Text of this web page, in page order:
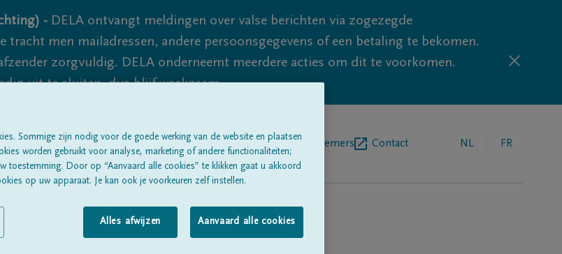
- DELA ontvangt meldingen over valse berichten via zogezegde
men mailadressen, andere persoonsgegevens of een betaling te bekomen.
zorgvuldig. DELA onderneemt meerdere acties om dit te voorkomen.
uit te sluiten, dus blijf waakzaam.
Alle rouwberichten Begrafenisondernemers Contact NL FR
Sommige zijn nodig voor de goede werking van de website en plaatsen
worden gebruikt voor analyse, marketing of andere functionaliteiten;
toestemming. Door op “Aanvaard alle cookies” te klikken gaat u akkoord
op uw apparaat. Je kan ook je voorkeuren zelf instellen.
Alles afwijzen Aanvaard alle cookies